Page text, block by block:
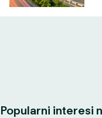
Popularni interesi